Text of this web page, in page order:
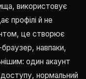
використовує
профілі й не
це створює
навпаки,
один акаунт
нормальний